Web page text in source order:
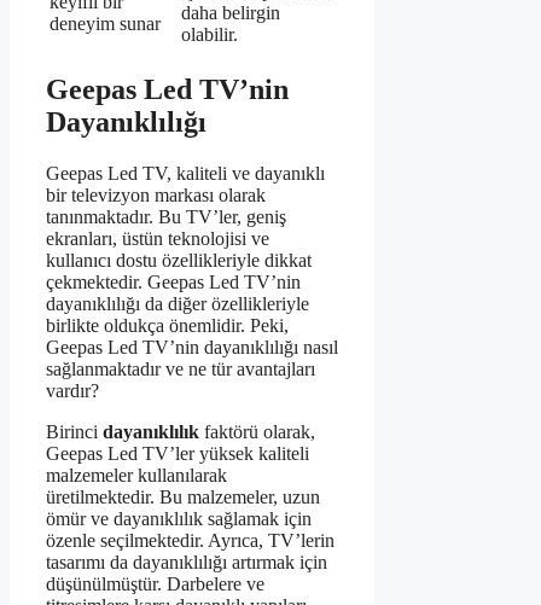
deneyim sunar
daha belirgin
olabilir.
Geepas Led TV’nin
Dayanıklılığı
Geepas Led TV, kaliteli ve dayanıklı
bir televizyon markası olarak
tanınmaktadır. Bu TV’ler, geniş
ekranları, üstün teknolojisi ve
kullanıcı dostu özellikleriyle dikkat
çekmektedir. Geepas Led TV’nin
dayanıklılığı da diğer özellikleriyle
birlikte oldukça önemlidir. Peki,
Geepas Led TV’nin dayanıklılığı nasıl
sağlanmaktadır ve ne tür avantajları
vardır?
Birinci dayanıklılık faktörü olarak,
Geepas Led TV’ler yüksek kaliteli
malzemeler kullanılarak
üretilmektedir. Bu malzemeler, uzun
ömür ve dayanıklılık sağlamak için
özenle seçilmektedir. Ayrıca, TV’lerin
tasarımı da dayanıklılığı artırmak için
düşünülmüştür. Darbelere ve